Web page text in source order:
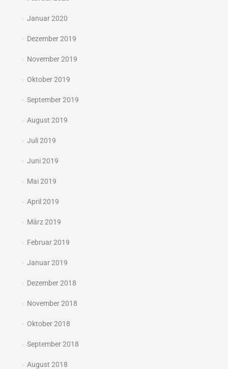
Januar 2020
Dezember 2019
November 2019
Oktober 2019
September 2019
August 2019
Juli 2019
Juni 2019
Mai 2019
April 2019
März 2019
Februar 2019
Januar 2019
Dezember 2018
November 2018
Oktober 2018
September 2018
August 2018